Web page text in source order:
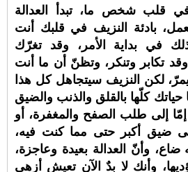
قلب شخص ما، تبدأ العدالة
بادئة النزيف في قلبك أنت
في بداية الأمر، وقد تغرّك
تكابر وتنكر، وتظنّ أن ما أنت
لكن النزيف سيتجاهل كل هذا
حياتك كلّها بالقلق والذنب والضيق
إمّا إلى طلب الصفح والمغفرة، أو
ضيق أكبر حتى مما كنت فيه،
وأنّ العدالة بعيدة وعاجزة،
وأنك لا بدٌ الآن تعيش أزهى